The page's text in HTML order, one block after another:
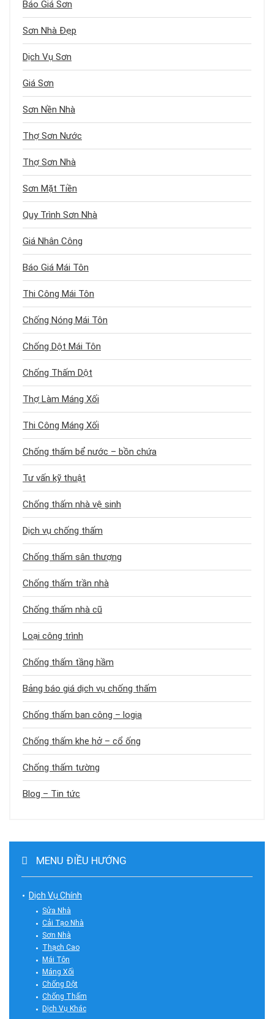
Báo Giá Sơn
Sơn Nhà Đẹp
Dịch Vụ Sơn
Giá Sơn
Sơn Nền Nhà
Thợ Sơn Nước
Thợ Sơn Nhà
Sơn Mặt Tiền
Quy Trình Sơn Nhà
Giá Nhân Công
Báo Giá Mái Tôn
Thi Công Mái Tôn
Chống Nóng Mái Tôn
Chống Dột Mái Tôn
Chống Thấm Dột
Thợ Làm Máng Xối
Thi Công Máng Xối
Chống thấm bể nước – bồn chứa
Tư vấn kỹ thuật
Chống thấm nhà vệ sinh
Dịch vụ chống thấm
Chống thấm sân thượng
Chống thấm trần nhà
Chống thấm nhà cũ
Loại công trình
Chống thấm tầng hầm
Bảng báo giá dịch vụ chống thấm
Chống thấm ban công – logia
Chống thấm khe hở – cổ ống
Chống thấm tường
Blog – Tin tức
MENU ĐIỀU HƯỚNG
Dịch Vụ Chính
Sửa Nhà
Cải Tạo Nhà
Sơn Nhà
Thạch Cao
Mái Tôn
Máng Xối
Chống Dột
Chống Thấm
Dịch Vụ Khác